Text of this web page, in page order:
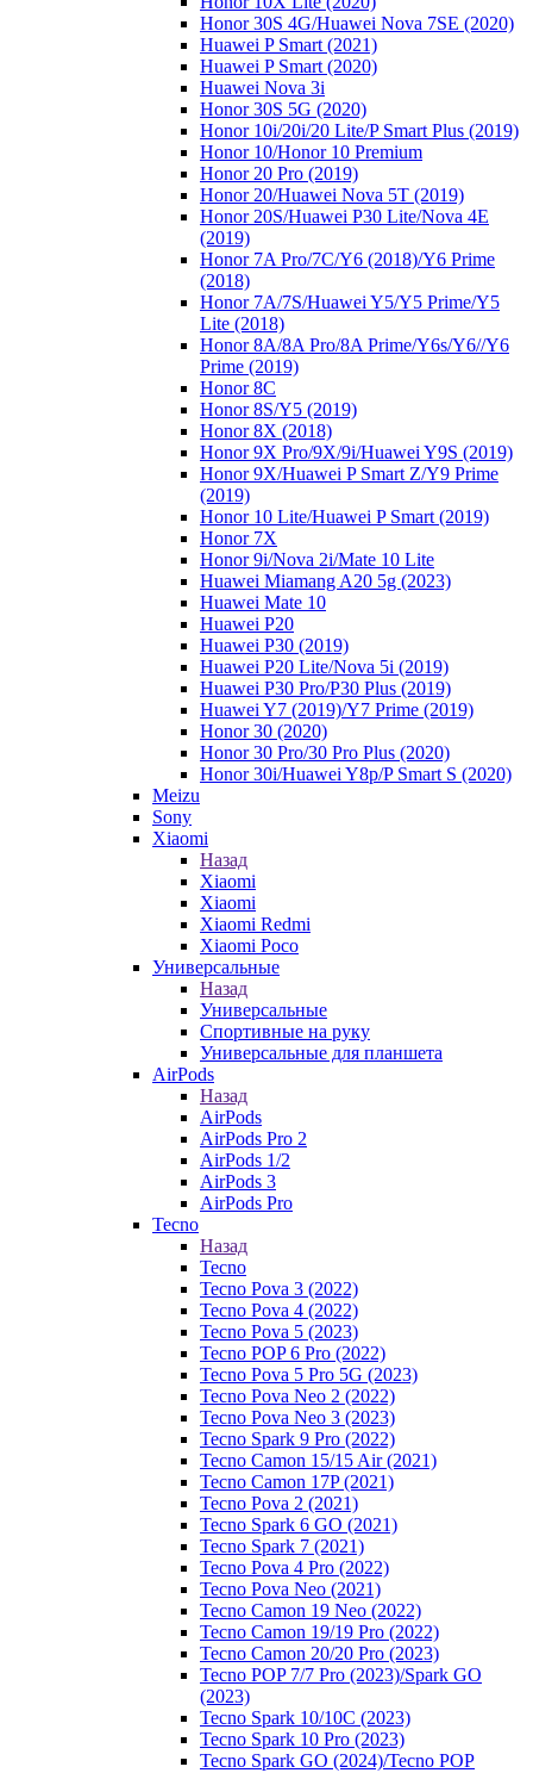
Honor 30S 4G/Huawei Nova 7SE (2020)
Huawei P Smart (2021)
Huawei P Smart (2020)
Huawei Nova 3i
Honor 30S 5G (2020)
Honor 10i/20i/20 Lite/P Smart Plus (2019)
Honor 10/Honor 10 Premium
Honor 20 Pro (2019)
Honor 20/Huawei Nova 5T (2019)
Honor 20S/Huawei P30 Lite/Nova 4E
(2019)
Honor 7A Pro/7C/Y6 (2018)/Y6 Prime
(2018)
Honor 7A/7S/Huawei Y5/Y5 Prime/Y5
Lite (2018)
Honor 8A/8A Pro/8A Prime/Y6s/Y6//Y6
Prime (2019)
Honor 8C
Honor 8S/Y5 (2019)
Honor 8X (2018)
Honor 9X Pro/9X/9i/Huawei Y9S (2019)
Honor 9X/Huawei P Smart Z/Y9 Prime
(2019)
Honor 10 Lite/Huawei P Smart (2019)
Honor 7X
Honor 9i/Nova 2i/Mate 10 Lite
Huawei Miamang A20 5g (2023)
Huawei Mate 10
Huawei P20
Huawei P30 (2019)
Huawei P20 Lite/Nova 5i (2019)
Huawei P30 Pro/P30 Plus (2019)
Huawei Y7 (2019)/Y7 Prime (2019)
Honor 30 (2020)
Honor 30 Pro/30 Pro Plus (2020)
Honor 30i/Huawei Y8p/P Smart S (2020)
Meizu
Sony
Xiaomi
Назад
Xiaomi
Xiaomi
Xiaomi Redmi
Xiaomi Poco
Универсальные
Назад
Универсальные
Спортивные на руку
Универсальные для планшета
AirPods
Назад
AirPods
AirPods Pro 2
AirPods 1/2
AirPods 3
AirPods Pro
Tecno
Назад
Tecno
Tecno Pova 3 (2022)
Tecno Pova 4 (2022)
Tecno Pova 5 (2023)
Tecno POP 6 Pro (2022)
Tecno Pova 5 Pro 5G (2023)
Tecno Pova Neo 2 (2022)
Tecno Pova Neo 3 (2023)
Tecno Spark 9 Pro (2022)
Tecno Camon 15/15 Air (2021)
Tecno Camon 17P (2021)
Tecno Pova 2 (2021)
Tecno Spark 6 GO (2021)
Tecno Spark 7 (2021)
Tecno Pova 4 Pro (2022)
Tecno Pova Neo (2021)
Tecno Camon 19 Neo (2022)
Tecno Camon 19/19 Pro (2022)
Tecno Camon 20/20 Pro (2023)
Tecno POP 7/7 Pro (2023)/Spark GO
(2023)
Tecno Spark 10/10C (2023)
Tecno Spark 10 Pro (2023)
Tecno Spark GO (2024)/Tecno POP